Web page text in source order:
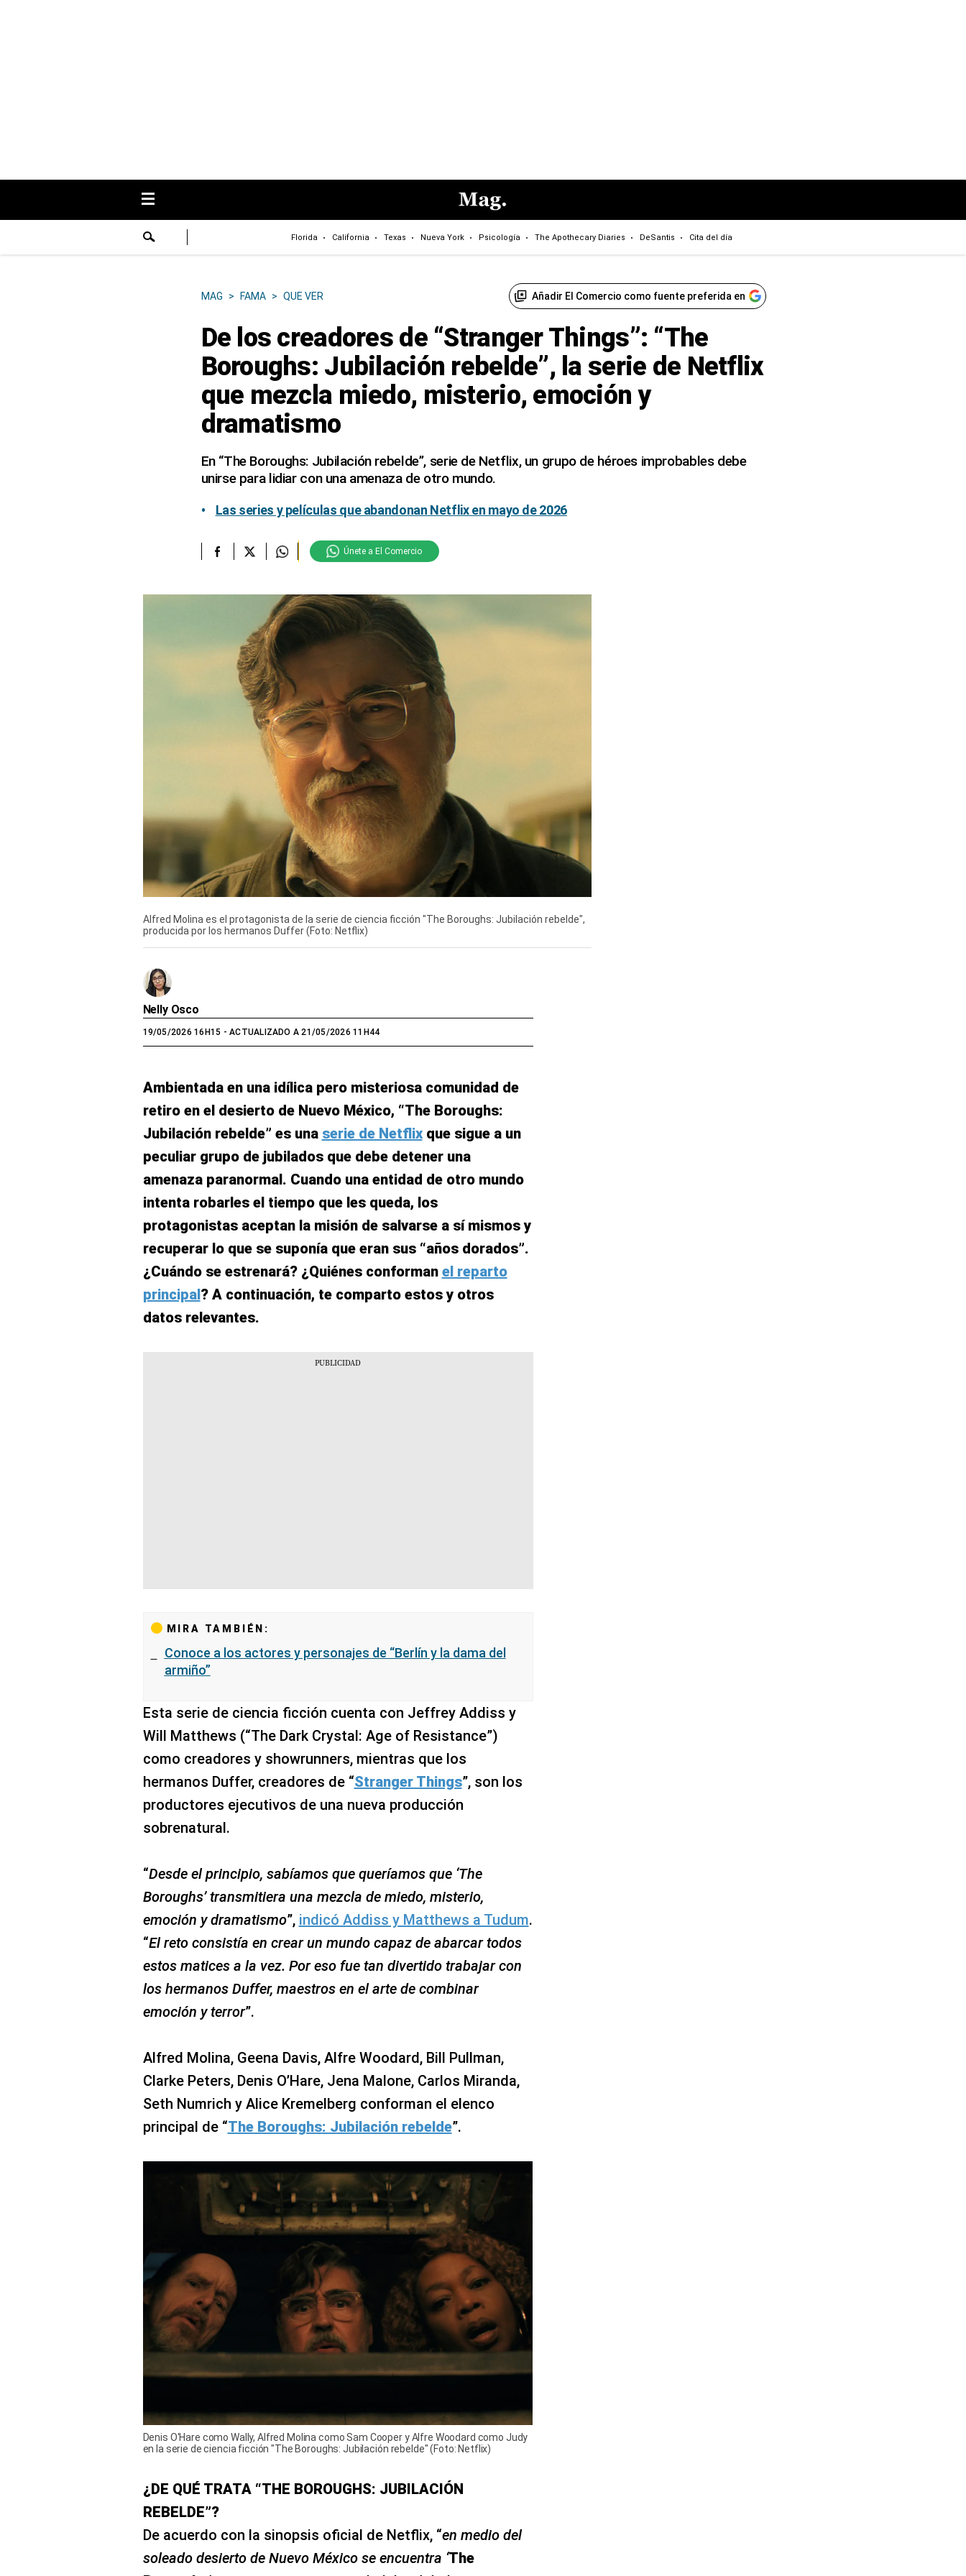
Florida California Texas Nueva York Psicología The Apothecary Diaries DeSantis Cita del día
MAG > FAMA > QUE VER Añadir El Comercio como fuente preferida en
De los creadores de “Stranger Things”: “The
Boroughs: Jubilación rebelde”, la serie de Netflix
que mezcla miedo, misterio, emoción y
dramatismo
En “The Boroughs: Jubilación rebelde”, serie de Netflix, un grupo de héroes improbables debe
unirse para lidiar con una amenaza de otro mundo.
Las series y películas que abandonan Netflix en mayo de 2026
Únete a El Comercio
Alfred Molina es el protagonista de la serie de ciencia ficción "The Boroughs: Jubilación rebelde",
producida por los hermanos Duffer (Foto: Netflix)
Nelly Osco
19/05/2026 16H15 - ACTUALIZADO A 21/05/2026 11H44
Ambientada en una idílica pero misteriosa comunidad de
retiro en el desierto de Nuevo México, “The Boroughs:
Jubilación rebelde” es una serie de Netflixque sigue a un
peculiar grupo de jubilados que debe detener una
amenaza paranormal. Cuando una entidad de otro mundo
intenta robarles el tiempo que les queda, los
protagonistas aceptan la misión de salvarse a sí mismos y
recuperar lo que se suponía que eran sus “años dorados”.
¿Cuándo se estrenará? ¿Quiénes conforman el reparto
principal? A continuación, te comparto estos y otros
datos relevantes.
MIRA TAMBIÉN:
Conoce a los actores y personajes de “Berlín y la dama del
armiño”
Esta serie de ciencia ficción cuenta con Jeffrey Addiss y
Will Matthews (“The Dark Crystal: Age of Resistance”)
como creadores y showrunners, mientras que los
hermanos Duffer, creadores de “Stranger Things”, son los
productores ejecutivos de una nueva producción
sobrenatural.
“Desde el principio, sabíamos que queríamos que ‘The
Boroughs’ transmitiera una mezcla de miedo, misterio,
emoción y dramatismo”, indicó Addiss y Matthews a Tudum.
“El reto consistía en crear un mundo capaz de abarcar todos
estos matices a la vez. Por eso fue tan divertido trabajar con
los hermanos Duffer, maestros en el arte de combinar
emoción y terror”.
Alfred Molina, Geena Davis, Alfre Woodard, Bill Pullman,
Clarke Peters, Denis O’Hare, Jena Malone, Carlos Miranda,
Seth Numrich y Alice Kremelberg conforman el elenco
principal de “The Boroughs: Jubilación rebelde”.
Denis O'Hare como Wally, Alfred Molina como Sam Cooper y Alfre Woodard como Judy
en la serie de ciencia ficción "The Boroughs: Jubilación rebelde" (Foto: Netflix)
¿DE QUÉ TRATA “THE BOROUGHS: JUBILACIÓN
REBELDE”?
De acuerdo con la sinopsis oficial de Netflix, “en medio del
soleado desierto de Nuevo México se encuentra ‘The